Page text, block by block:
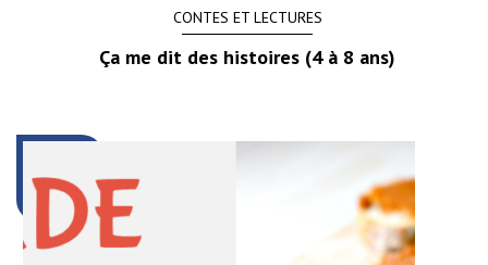
CONTES ET LECTURES
Ça me dit des histoires (4 à 8 ans)